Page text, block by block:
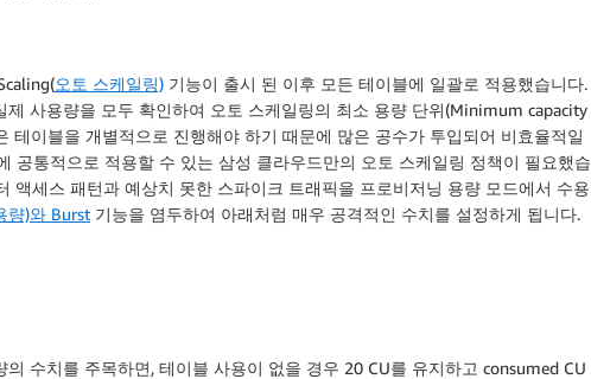
오토 스케일링) 기능이 출시 된 이후 모든 테이블에 일괄로 적용했습니다.
제 사용량을 모두 확인하여 오토 스케일링의 최소 용량 단위(Minimum capacity
테이블을 개별적으로 진행해야 하기 때문에 많은 공수가 투입되어 비효율적일
공통적으로 적용할 수 있는 삼성 클라우드만의 오토 스케일링 정책이 필요했습
액세스 패턴과 예상치 못한 스파이크 트래픽을 프로비저닝 용량 모드에서 수용
량)와 Burst 기능을 염두하여 아래처럼 매우 공격적인 수치를 설정하게 됩니다.
수치를 주목하면, 테이블 사용이 없을 경우 20 CU를 유지하고 consumed CU